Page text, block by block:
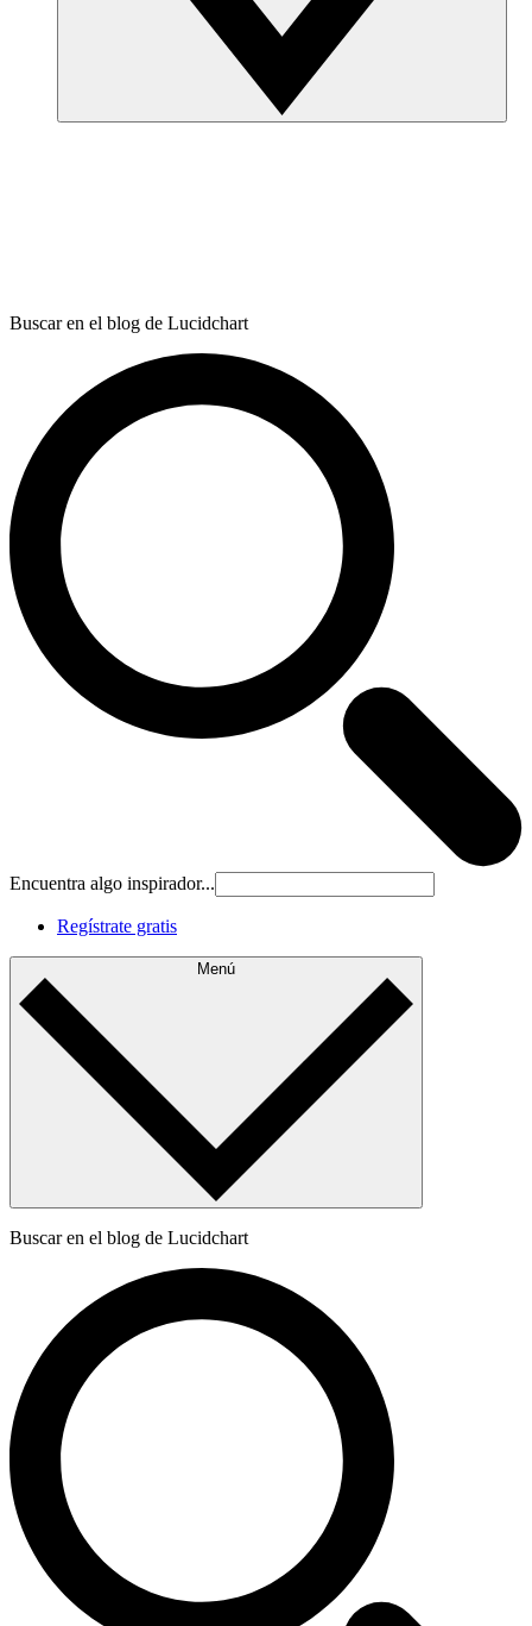
Buscar en el blog de Lucidchart
Encuentra algo inspirador...
Regístrate gratis
Menú
Buscar en el blog de Lucidchart